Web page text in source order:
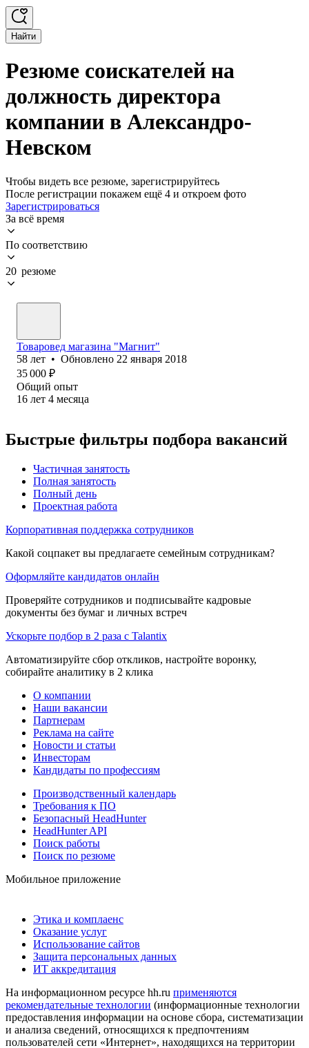
Найти
Резюме соискателей на
должность директора
компании в Александро-
Невском
Чтобы видеть все резюме, зарегистрируйтесь
После регистрации покажем ещё 4 и откроем фото
Зарегистрироваться
За всё время
По соответствию
20 резюме
Товаровед магазина "Магнит"
58 лет • Обновлено 22 января 2018
35 000 ₽
Общий опыт
16 лет 4 месяца
Быстрые фильтры подбора вакансий
Частичная занятость
Полная занятость
Полный день
Проектная работа
Корпоративная поддержка сотрудников
Какой соцпакет вы предлагаете семейным сотрудникам?
Оформляйте кандидатов онлайн
Проверяйте сотрудников и подписывайте кадровые
документы без бумаг и личных встреч
Ускорьте подбор в 2 раза с Talantix
Автоматизируйте сбор откликов, настройте воронку,
собирайте аналитику в 2 клика
О компании
Наши вакансии
Партнерам
Реклама на сайте
Новости и статьи
Инвесторам
Кандидаты по профессиям
Производственный календарь
Требования к ПО
Безопасный HeadHunter
HeadHunter API
Поиск работы
Поиск по резюме
Мобильное приложение
Этика и комплаенс
Оказание услуг
Использование сайтов
Защита персональных данных
ИТ аккредитация
На информационном ресурсе hh.ru применяются
рекомендательные технологии (информационные технологии
предоставления информации на основе сбора, систематизации
и анализа сведений, относящихся к предпочтениям
пользователей сети «Интернет», находящихся на территории